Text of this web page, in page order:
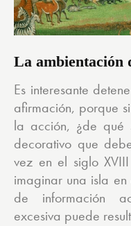
La ambientación
Es interesante
afirmación, porque
la acción, ¿de qué
decorativo que
vez en el siglo
imaginar una isla
de información
excesiva puede